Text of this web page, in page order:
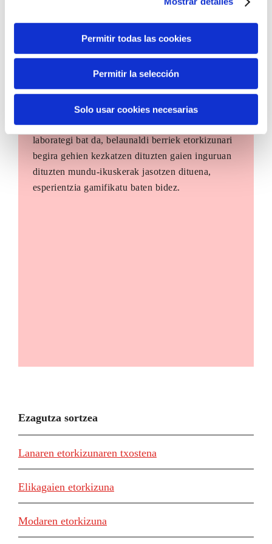
Permitir todas las cookies
Permitir la selección
Solo usar cookies necesarias
The Future Game
The Future Game gazteen parte-hartzerako
laborategi bat da, belaunaldi berriek etorkizunari
begira gehien kezkatzen dituzten gaien inguruan
dituzten mundu-ikuskerak jasotzen dituena,
esperientzia gamifikatu baten bidez.
Ezagutza sortzea
Lanaren etorkizunaren txostena
Elikagaien etorkizuna
Modaren etorkizuna